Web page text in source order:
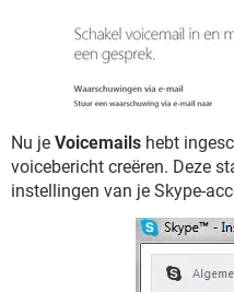
Nu je Voicemails hebt
voicebericht creëren. Deze
instellingen van je Skype-